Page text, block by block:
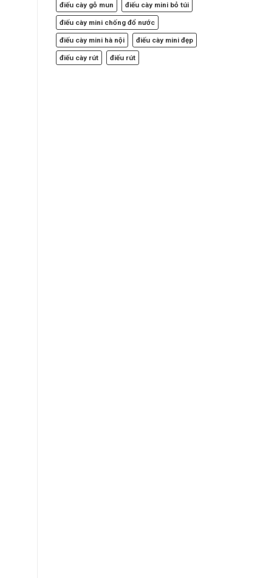
điếu cày gỗ mun điếu cày mini bỏ túi
điếu cày mini chống đổ nước
điếu cày mini hà nội điếu cày mini đẹp
điếu cày rút điếu rút